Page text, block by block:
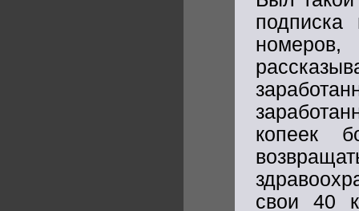
копеек
свои 40